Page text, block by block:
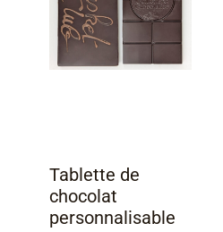
Tablette de
chocolat
personnalisable